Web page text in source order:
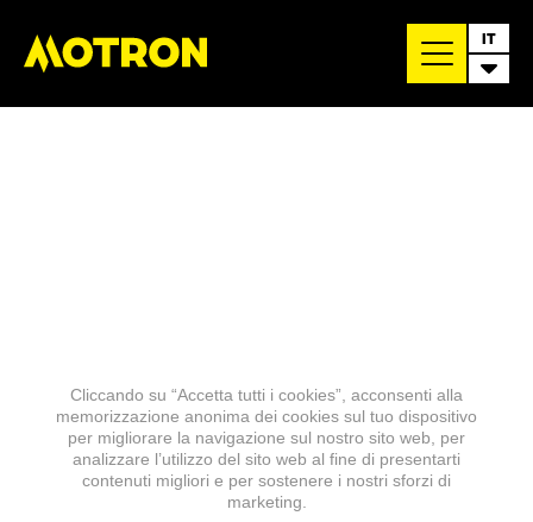
IT
Cliccando su “Accetta tutti i cookies”, acconsenti alla
memorizzazione anonima dei cookies sul tuo dispositivo
per migliorare la navigazione sul nostro sito web, per
analizzare l’utilizzo del sito web al fine di presentarti
contenuti migliori e per sostenere i nostri sforzi di
marketing.